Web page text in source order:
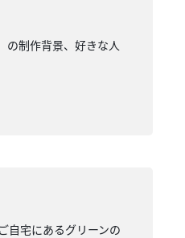
制作背景、好きな人
自宅にあるグリーンの